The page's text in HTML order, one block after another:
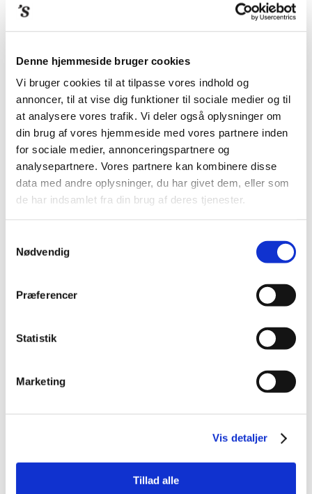
Denne hjemmeside bruger cookies
Vi bruger cookies til at tilpasse vores indhold og
annoncer, til at vise dig funktioner til sociale medier og til
at analysere vores trafik. Vi deler også oplysninger om
din brug af vores hjemmeside med vores partnere inden
for sociale medier, annonceringspartnere og
analysepartnere. Vores partnere kan kombinere disse
data med andre oplysninger, du har givet dem, eller som
de har indsamlet fra din brug af deres tjenester.
Nødvendig
Præferencer
Statistik
Marketing
Vis detaljer
Tillad alle